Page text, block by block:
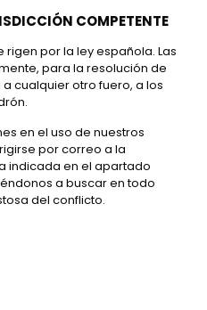
COMPETENTE
rigen por la ley española. Las
para la resolución de
cualquier otro fuero, a los
en el uso de nuestros
por correo a la
indicada en el apartado
a buscar en todo
del conflicto.